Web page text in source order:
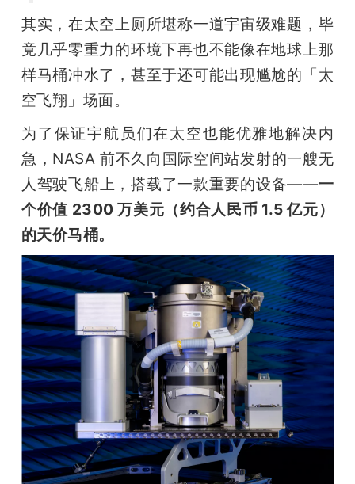
活
动
心
GAIR
专
题
爱
搞
机
其实，在太空上厕所堪称一道宇宙级难题，毕
竟几乎零重力的环境下再也不能像在地球上那
样马桶冲水了，甚至于还可能出现尴尬的「太
空飞翔」场面。
为了保证宇航员们在太空也能优雅地解决内
急，NASA 前不久向国际空间站发射的一艘无
人驾驶飞船上，搭载了一款重要的设备——一
个价值 2300 万美元（约合人民币 1.5 亿元）
的天价马桶。